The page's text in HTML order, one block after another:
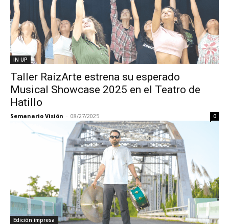
IN UP
Taller RaízArte estrena su esperado
Musical Showcase 2025 en el Teatro de
Hatillo
Semanario Visión - 08/27/2025 0
Edición impresa